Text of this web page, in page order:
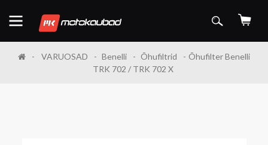
VARUOSAD Benelli Õhufiltrid
Õhufilter Benelli
TRK 702 / TRK 702 X